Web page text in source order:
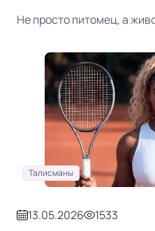
Не просто питомец, а
Талисманы
13.05.2026 1533